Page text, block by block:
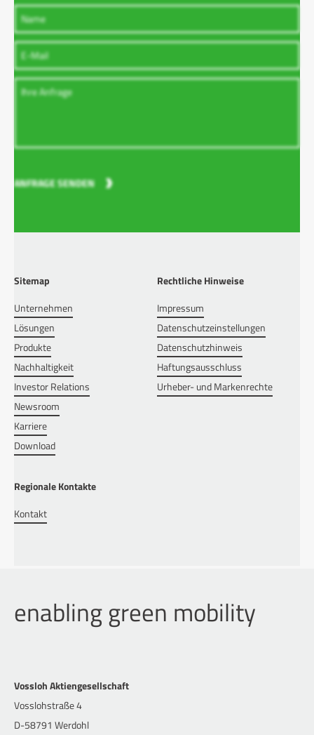
ANFRAGE SENDEN
Sitemap
Unternehmen
Lösungen
Produkte
Nachhaltigkeit
Investor Relations
Newsroom
Karriere
Download
Rechtliche Hinweise
Impressum
Datenschutzeinstellungen
Datenschutzhinweis
Haftungsausschluss
Urheber- und Markenrechte
Regionale Kontakte
Kontakt
enabling green mobility
Vossloh Aktiengesellschaft
Vosslohstraße 4
D-58791 Werdohl